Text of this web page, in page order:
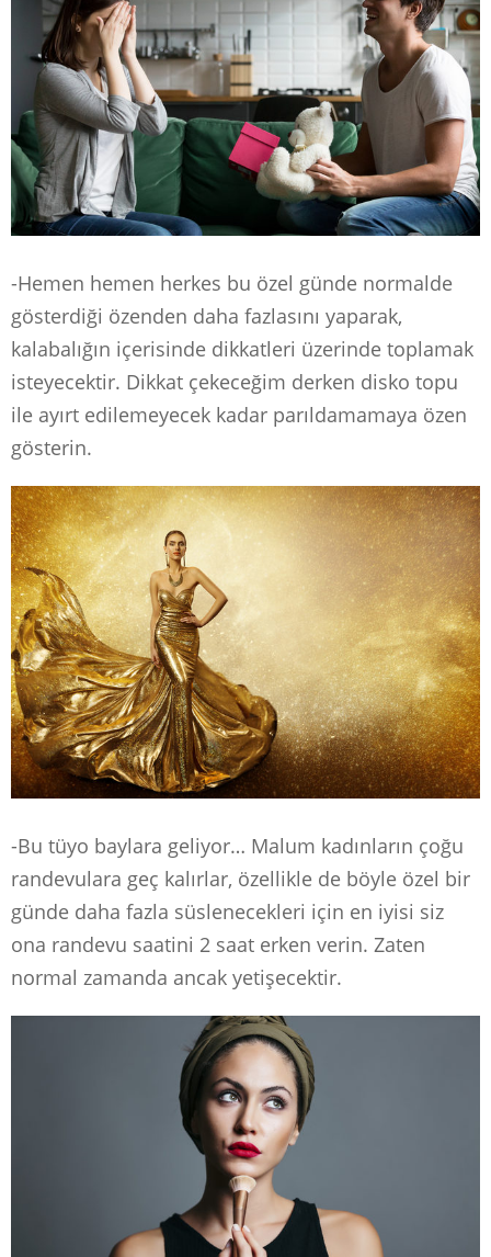
-Hemen hemen herkes bu özel günde normalde
gösterdiği özenden daha fazlasını yaparak,
kalabalığın içerisinde dikkatleri üzerinde toplamak
isteyecektir. Dikkat çekeceğim derken disko topu
ile ayırt edilemeyecek kadar parıldamamaya özen
gösterin.
-Bu tüyo baylara geliyor… Malum kadınların çoğu
randevulara geç kalırlar, özellikle de böyle özel bir
günde daha fazla süslenecekleri için en iyisi siz
ona randevu saatini 2 saat erken verin. Zaten
normal zamanda ancak yetişecektir.